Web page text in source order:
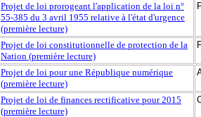
Projet de loi prorogeant l'application de la loi n°
55-385 du 3 avril 1955 relative à l'état d'urgence
(première lecture)
Projet de loi constitutionnelle de protection de la
Nation (première lecture)
Projet de loi pour une République numérique
(première lecture)
Projet de loi de finances rectificative pour 2015
(première lecture)